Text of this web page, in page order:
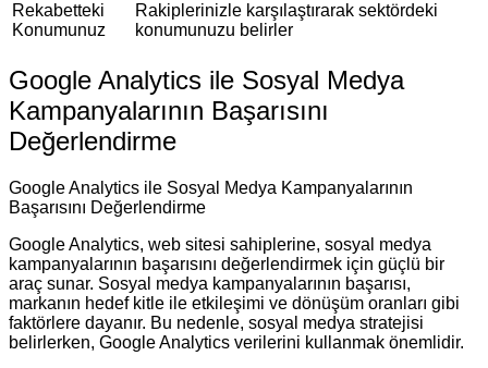
Rekabetteki
Konumunuz
Rakiplerinizle karşılaştırarak sektördeki
konumunuzu belirler
Google Analytics ile Sosyal Medya
Kampanyalarının Başarısını
Değerlendirme
Google Analytics ile Sosyal Medya Kampanyalarının
Başarısını Değerlendirme
Google Analytics, web sitesi sahiplerine, sosyal medya
kampanyalarının başarısını değerlendirmek için güçlü bir
araç sunar. Sosyal medya kampanyalarının başarısı,
markanın hedef kitle ile etkileşimi ve dönüşüm oranları gibi
faktörlere dayanır. Bu nedenle, sosyal medya stratejisi
belirlerken, Google Analytics verilerini kullanmak önemlidir.